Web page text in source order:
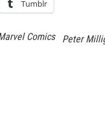
Tumblr
Comics Peter